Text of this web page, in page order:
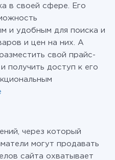
в своей сфере. Его
и удобным для поиска и
и цен на них. А
свой прайс-
получить доступ к его
через который
могут продавать
сайта охватывает